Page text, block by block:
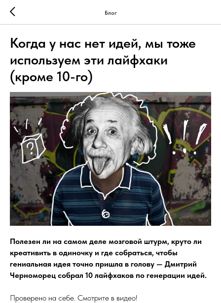
Блог
Когда у нас нет идей, мы тоже
используем эти лайфхаки
(кроме 10-го)
Полезен ли на самом деле мозговой штурм, круто ли
креативить в одиночку и где собраться, чтобы
гениальная идея точно пришла в голову — Дмитрий
Черноморец собрал 10 лайфхаков по генерации идей.
Проверено на себе. Смотрите в видео!